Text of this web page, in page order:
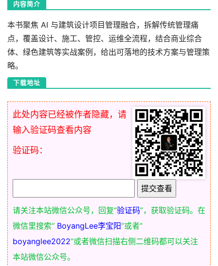
内容简介
本书聚焦 AI 与建筑设计项目管理融合，拆解传统管理痛
点，覆盖设计、施工、管控、运维全流程，结合商业综合
体、绿色建筑等实战案例，给出可落地的技术方案与管理策
略。
下载地址
此处内容已经被作者隐藏，请
输入验证码查看内容
验证码：
请关注本站微信公众号，回复“验证码”，获取验证码。在
微信里搜索“ BoyangLee李宝阳”或者“
boyanglee2022”或者微信扫描右侧二维码都可以关注
本站微信公众号。